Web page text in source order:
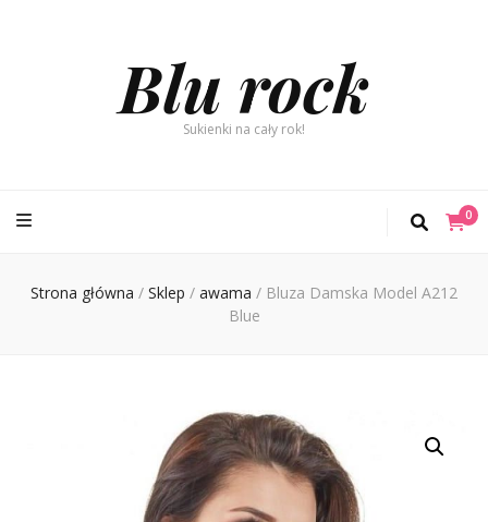
Blu rock
Sukienki na cały rok!
0
Strona główna / Sklep / awama / Bluza Damska Model A212
Blue